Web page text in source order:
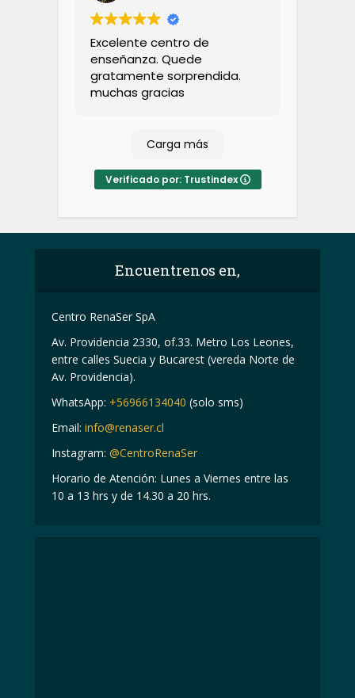
Excelente centro de
enseñanza. Quede
gratamente sorprendida.
muchas gracias
Carga más
Verificado por: Trustindex
Encuentrenos en,
Centro RenaSer SpA
Av. Providencia 2330, of.33. Metro Los Leones,
entre calles Suecia y Bucarest (vereda Norte de
Av. Providencia).
WhatsApp: +56966134040 (solo sms)
Email: info@renaser.cl
Instagram: @CentroRenaSer
Horario de Atención: Lunes a Viernes entre las
10 a 13 hrs y de 14.30 a 20 hrs.